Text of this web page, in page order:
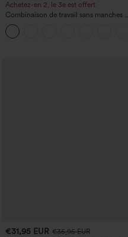
Achetez-en 2, le 3e est offert
Combinaison de travail sans manches à
encolure bateau, côtés noués, toucher
frais, rayée, avec poches — Édition Easy
Peezy
€31,95 EUR €35,95 EUR